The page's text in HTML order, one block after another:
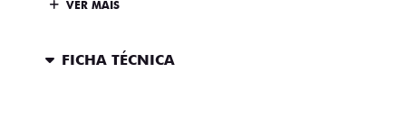
VER MAIS
FICHA TÉCNICA